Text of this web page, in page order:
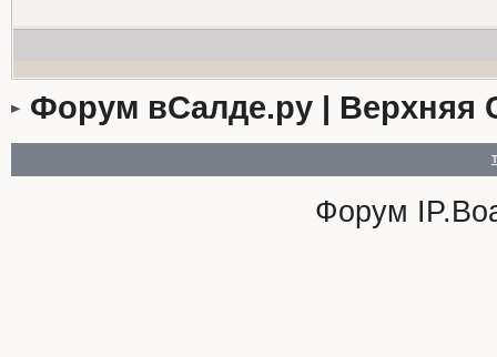
Форум вСалде.ру | Верхняя
Форум